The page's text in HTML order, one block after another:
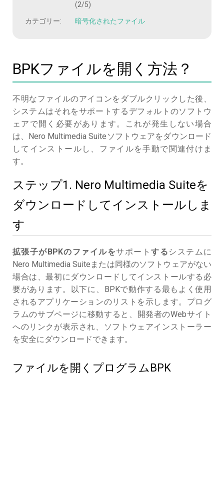
(2/5)
カテゴリー: 暗号化されたファイル
BPKファイルを開く方法？
不明なファイルのアイコンをダブルクリックした後、
システムはそれをサポートするデフォルトのソフトウ
ェアで開く必要があります。これが発生しない場合
は、Nero Multimedia Suiteソフトウェアをダウンロード
してインストールし、ファイルを手動で関連付けま
す。
ステップ1. Nero Multimedia Suiteを
ダウンロードしてインストールしま
す
拡張子がBPKのファイルをサポートする システムに
Nero Multimedia Suiteまたは同様のソフトウェアがない
場合は、最初にダウンロードしてインストールする必
要があります。以下に、BPKで動作する最もよく使用
されるアプリケーションのリストを示します。プログ
ラムのサブページに移動すると、開発者のWebサイト
へのリンクが表示され、ソフトウェアインストーラー
を安全にダウンロードできます。
ファイルを開くプログラムBPK